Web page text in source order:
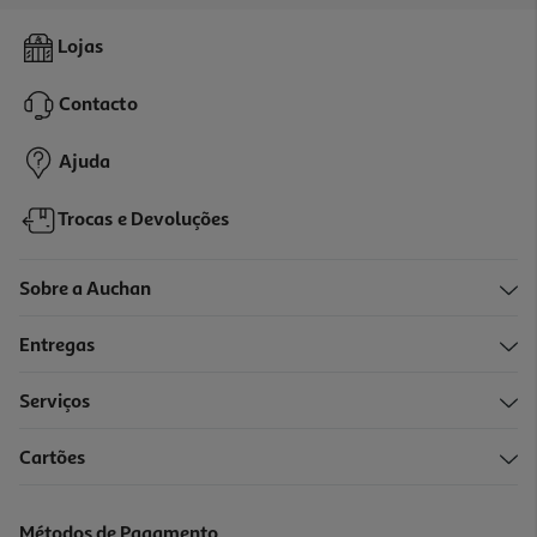
Champô Provivax Aha 200ml
17,65 €
-25%
Lojas
Contacto
Ajuda
Trocas e Devoluções
Sobre a Auchan
Entregas
Serviços
Cartões